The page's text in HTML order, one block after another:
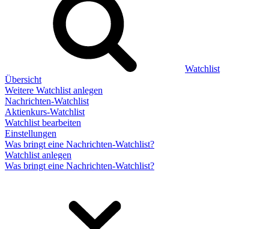
Watchlist
Übersicht
Weitere Watchlist anlegen
Nachrichten-Watchlist
Aktienkurs-Watchlist
Watchlist bearbeiten
Einstellungen
Was bringt eine Nachrichten-Watchlist?
Watchlist anlegen
Was bringt eine Nachrichten-Watchlist?